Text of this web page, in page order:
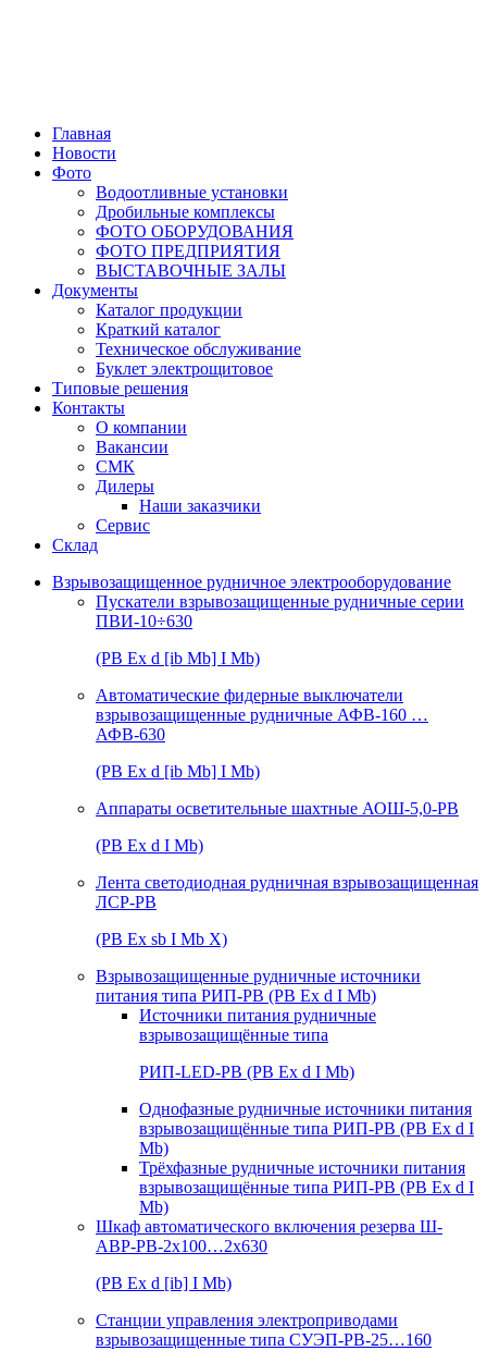
Главная
Новости
Фото
Водоотливные установки
Дробильные комплексы
ФОТО ОБОРУДОВАНИЯ
ФОТО ПРЕДПРИЯТИЯ
ВЫСТАВОЧНЫЕ ЗАЛЫ
Документы
Каталог продукции
Краткий каталог
Техническое обслуживание
Буклет электрощитовое
Типовые решения
Контакты
О компании
Вакансии
СМК
Дилеры
Наши заказчики
Сервис
Склад
Взрывозащищенное рудничное электрооборудование
Пускатели взрывозащищенные рудничные серии
ПВИ-10÷630
(РВ Ex d [ib Mb] I Mb)
Автоматические фидерные выключатели
взрывозащищенные рудничные АФВ-160 …
АФВ-630
(РВ Ex d [ib Mb] I Mb)
Аппараты осветительные шахтные АОШ-5,0-РВ
(РВ Ex d I Mb)
Лента светодиодная рудничная взрывозащищенная
ЛСР-РВ
(РВ Ex sb I Mb Х)
Взрывозащищенные рудничные источники
питания типа РИП-РВ (РВ Ex d I Mb)
Источники питания рудничные
взрывозащищённые типа
РИП-LED-РВ (РВ Ex d I Mb)
Однофазные рудничные источники питания
взрывозащищённые типа РИП-РВ (РВ Ex d I
Mb)
Трёхфазные рудничные источники питания
взрывозащищённые типа РИП-РВ (РВ Ex d I
Mb)
Шкаф автоматического включения резерва Ш-
АВР-РВ-2х100…2х630
(РВ Ex d [ib] I Mb)
Станции управления электроприводами
взрывозащищенные типа СУЭП-РВ-25…160